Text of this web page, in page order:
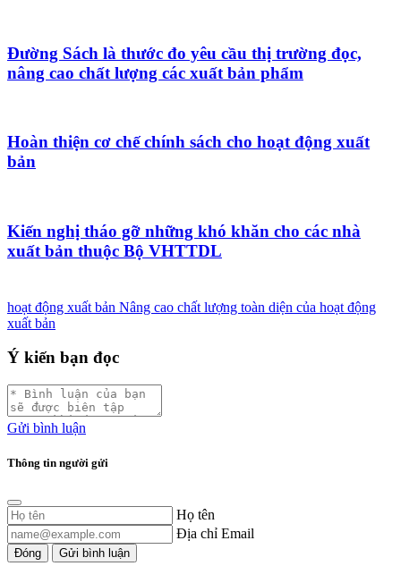
Đường Sách là thước đo yêu cầu thị trường đọc,
nâng cao chất lượng các xuất bản phẩm
Hoàn thiện cơ chế chính sách cho hoạt động xuất
bản
Kiến nghị tháo gỡ những khó khăn cho các nhà
xuất bản thuộc Bộ VHTTDL
hoạt động xuất bản Nâng cao chất lượng toàn diện của hoạt động
xuất bản
Ý kiến bạn đọc
Gửi bình luận
Thông tin người gửi
Họ tên
Địa chỉ Email
Đóng Gửi bình luận